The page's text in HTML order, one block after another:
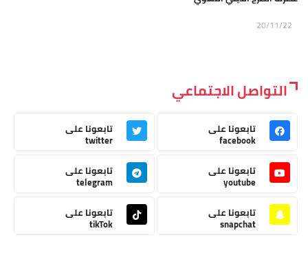
20/11/22
التواصل الاجتماعي
تابعونا على
facebook
تابعونا على
twitter
تابعونا على
youtube
تابعونا على
telegram
تابعونا على
snapchat
تابعونا على
tikTok